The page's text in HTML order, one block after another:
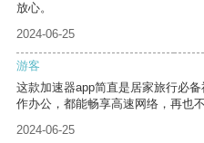
放心。
2024-06-25
游客
这款加速器app简直是居家旅行必
作办公，都能畅享高速网络，再也
2024-06-25